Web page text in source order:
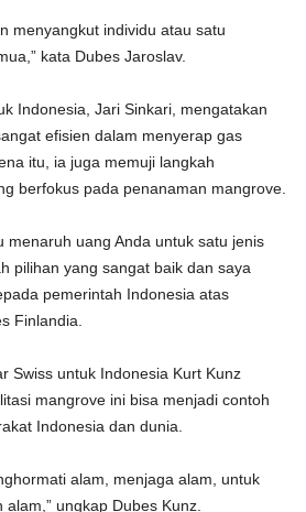
menyangkut individu atau satu
kata Dubes Jaroslav.
Indonesia, Jari Sinkari, mengatakan
efisien dalam menyerap gas
itu, ia juga memuji langkah
berfokus pada penanaman mangrove.
menaruh uang Anda untuk satu jenis
pilihan yang sangat baik dan saya
pemerintah Indonesia atas
Finlandia.
Swiss untuk Indonesia Kurt Kunz
mangrove ini bisa menjadi contoh
Indonesia dan dunia.
alam, menjaga alam, untuk
ungkap Dubes Kunz.